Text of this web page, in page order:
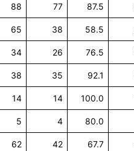
88 77 87.5
65 38 58.5
34 26 76.5
38 35 92.1
14 14 100.0
5 4 80.0
62 42 67.7